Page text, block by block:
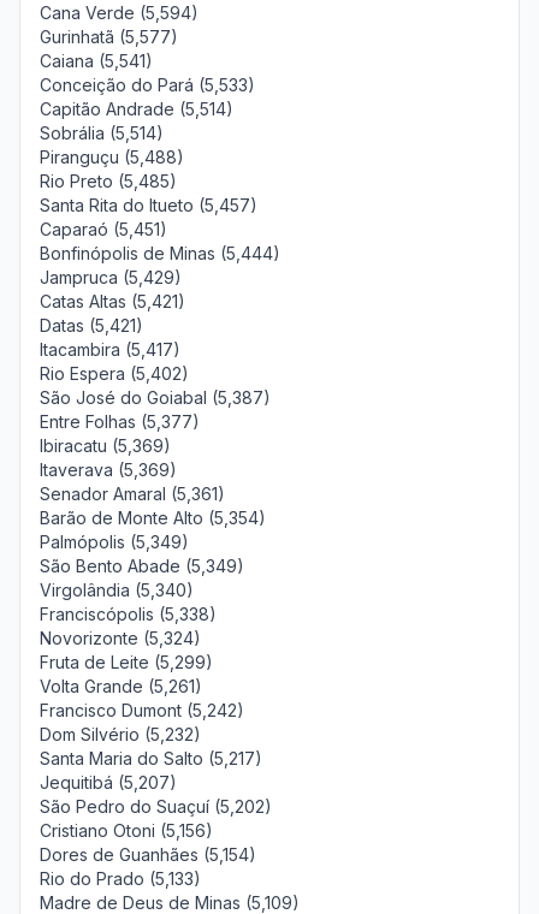
Cana Verde (5,594)
Gurinhatã (5,577)
Caiana (5,541)
Conceição do Pará (5,533)
Capitão Andrade (5,514)
Sobrália (5,514)
Piranguçu (5,488)
Rio Preto (5,485)
Santa Rita do Itueto (5,457)
Caparaó (5,451)
Bonfinópolis de Minas (5,444)
Jampruca (5,429)
Catas Altas (5,421)
Datas (5,421)
Itacambira (5,417)
Rio Espera (5,402)
São José do Goiabal (5,387)
Entre Folhas (5,377)
Ibiracatu (5,369)
Itaverava (5,369)
Senador Amaral (5,361)
Barão de Monte Alto (5,354)
Palmópolis (5,349)
São Bento Abade (5,349)
Virgolândia (5,340)
Franciscópolis (5,338)
Novorizonte (5,324)
Fruta de Leite (5,299)
Volta Grande (5,261)
Francisco Dumont (5,242)
Dom Silvério (5,232)
Santa Maria do Salto (5,217)
Jequitibá (5,207)
São Pedro do Suaçuí (5,202)
Cristiano Otoni (5,156)
Dores de Guanhães (5,154)
Rio do Prado (5,133)
Madre de Deus de Minas (5,109)